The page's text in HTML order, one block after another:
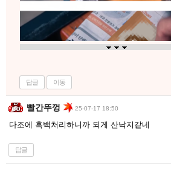
답글 이동
빨간뚜껑 25-07-17 18:50
다조에 흑백처리하니까 되게 산낙지같네
답글